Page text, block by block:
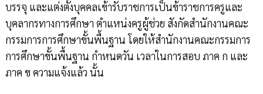
บรรจุ และแต่งตั้งบุคคลเข้ารับราชการเป็นข้าราชการครูและ
บุคลากรทางการศึกษา ตำแหน่งครูผู้ช่วย สังกัดสำนักงานคณะ
กรรมการการศึกษาขั้นพื้นฐาน โดยให้สำนักงานคณะกรรมการ
การศึกษาขั้นพื้นฐาน กำหนดวัน เวลาในการสอบ ภาค ก และ
ภาค ข ความแจ้งแล้ว นั้น